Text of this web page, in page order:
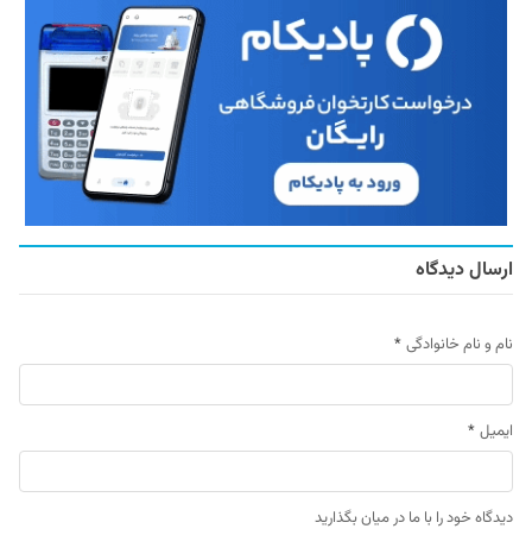
ارسال دیدگاه
نام و نام خانوادگی *
ایمیل *
دیدگاه خود را با ما در میان بگذارید